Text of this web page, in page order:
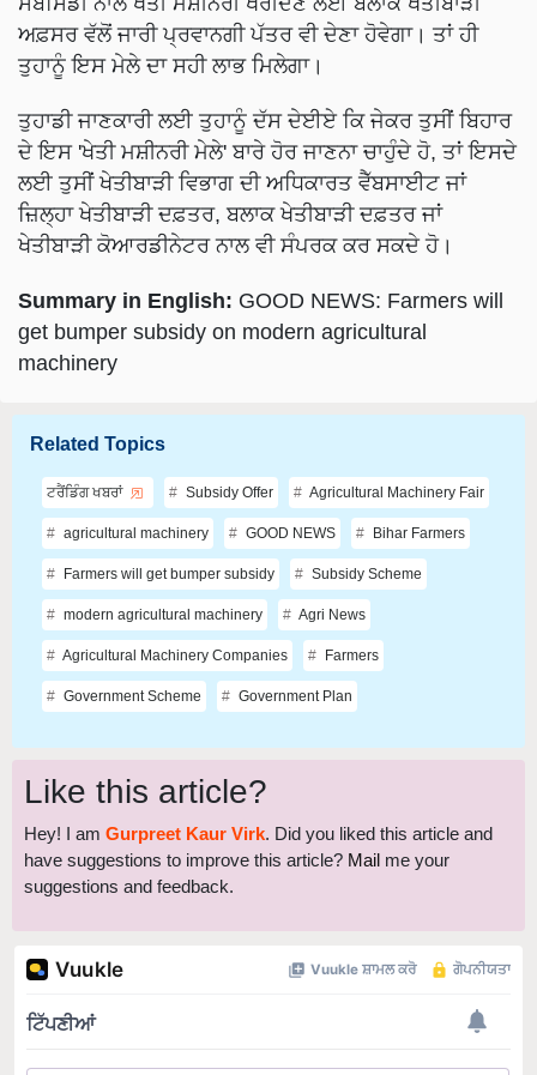
ਤੁਹਾਨੂੰ ਇਸ ਮੇਲੇ ਦਾ ਸਹੀ ਲਾਭ ਮਿਲੇਗਾ।
ਤੁਹਾਡੀ ਜਾਣਕਾਰੀ ਲਈ ਤੁਹਾਨੂੰ ਦੱਸ ਦੇਈਏ ਕਿ ਜੇਕਰ ਤੁਸੀਂ ਬਿਹਾਰ
ਦੇ ਇਸ 'ਖੇਤੀ ਮਸ਼ੀਨਰੀ ਮੇਲੇ' ਬਾਰੇ ਹੋਰ ਜਾਣਨਾ ਚਾਹੁੰਦੇ ਹੋ, ਤਾਂ ਇਸਦੇ
ਲਈ ਤੁਸੀਂ ਖੇਤੀਬਾੜੀ ਵਿਭਾਗ ਦੀ ਅਧਿਕਾਰਤ ਵੈੱਬਸਾਈਟ ਜਾਂ
ਜ਼ਿਲ੍ਹਾ ਖੇਤੀਬਾੜੀ ਦਫ਼ਤਰ, ਬਲਾਕ ਖੇਤੀਬਾੜੀ ਦਫ਼ਤਰ ਜਾਂ
ਖੇਤੀਬਾੜੀ ਕੋਆਰਡੀਨੇਟਰ ਨਾਲ ਵੀ ਸੰਪਰਕ ਕਰ ਸਕਦੇ ਹੋ।
get bumper subsidy on modern agricultural
machinery
agricultural machinery GOOD NEWS Bihar Farmers
Farmers will get bumper subsidy Subsidy Scheme
modern agricultural machinery Agri News
Agricultural Machinery Companies Farmers
Government Scheme Government Plan
Like this article?
Hey! I am Gurpreet Kaur Virk
have suggestions to improve this article?Mail me your
suggestions and feedback.